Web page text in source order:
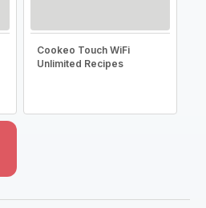
Cookeo Touch WiFi
Unlimited Recipes